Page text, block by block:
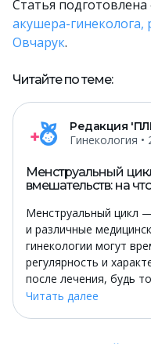
Статья
акушера-гинеколога,
Овчарук.
Читайте по теме:
Редакция
Гинекология •
Менструальный
вмешательств: на
Менструальный цикл
и различные
гинекологии могут
регулярность и
после лечения, будь
Читать далее